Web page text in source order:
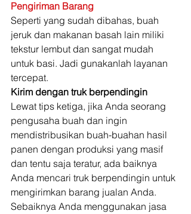
Pengiriman Barang
Seperti yang sudah dibahas, buah
jeruk dan makanan basah lain miliki
tekstur lembut dan sangat mudah
untuk basi. Jadi gunakanlah layanan
tercepat.
Kirim dengan truk berpendingin
Lewat tips ketiga, jika Anda seorang
pengusaha buah dan ingin
mendistribusikan buah-buahan hasil
panen dengan produksi yang masif
dan tentu saja teratur, ada baiknya
Anda mencari truk berpendingin untuk
mengirimkan barang jualan Anda.
Sebaiknya Anda menggunakan jasa